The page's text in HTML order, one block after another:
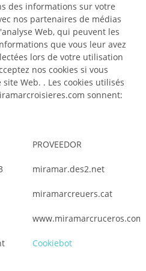
des informations sur votre
nos partenaires de médias
Web, qui peuvent les
que vous leur avez
lors de votre utilisation
nos cookies si vous
Web. . Les cookies utilisés
sonnent:
PROVEEDOR
miramar.des2.net
miramarcreuers.cat
www.miramarcruceros.com
Cookiebot